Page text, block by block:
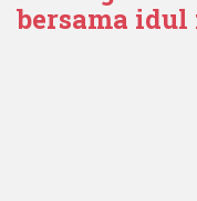
bersama idul